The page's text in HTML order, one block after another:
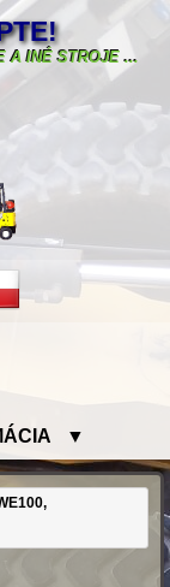
A INÉ STROJE ...
▼